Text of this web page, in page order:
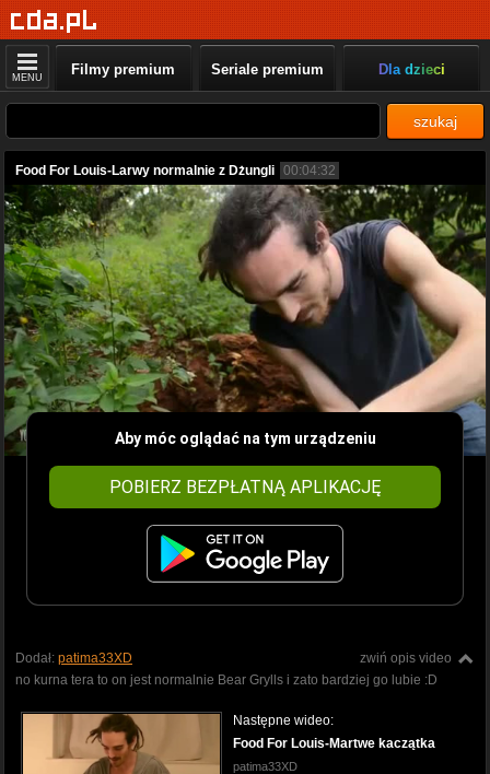
MENU Filmy premium Seriale premium Dla dzieci
szukaj
Food For Louis-Larwy normalnie z Dżungli 00:04:32
Aby móc oglądać na tym urządzeniu
POBIERZ BEZPŁATNĄ APLIKACJĘ
zwiń opis video
Dodał: patima33XD
no kurna tera to on jest normalnie Bear Grylls i zato bardziej go lubie :D
Następne wideo:
Food For Louis-Martwe kaczątka
patima33XD